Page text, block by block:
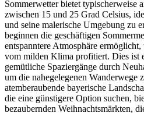
Sommerwetter bietet typischerweise
zwischen 15 und 25 Grad Celsius,
und seine malerische Umgebung zu
beginnen die geschäftigen
entspanntere Atmosphäre
vom milden Klima profitiert. Dies ist
gemütliche Spaziergänge durch
um die nahegelegenen Wanderwege
atemberaubende bayerische
die eine günstigere Option suchen,
bezaubernden Weihnachtsmärkten,